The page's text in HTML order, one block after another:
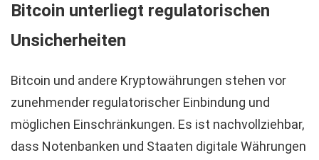
Bitcoin unterliegt regulatorischen
Unsicherheiten
Bitcoin und andere Kryptowährungen stehen vor
zunehmender regulatorischer Einbindung und
möglichen Einschränkungen. Es ist nachvollziehbar,
dass Notenbanken und Staaten digitale Währungen